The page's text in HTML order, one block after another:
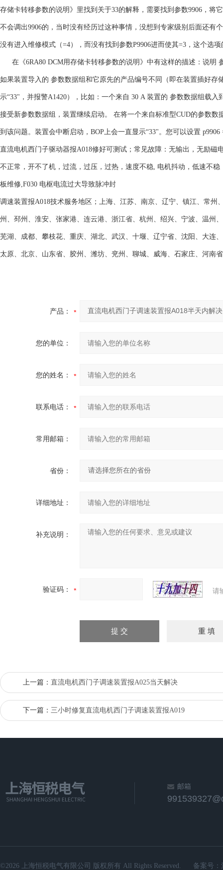
存储卡转移参数的说明》里找到关于33的解释，需要找到参数9906，将
不会调出9906的，当时没有经历过这种事情，没想到专家级别后面还有
没有进入维修模式（=4），而没有找到参数P9906进而使其=3，这个选
在《6RA80 DCM用存储卡转移参数的说明》中有这样的描述：说明
如果装置导入的 参数数据组和它原先的产品编号不同（即在装置插好
示“33"，并报警A1420），比如：一个来自 30 A 装置的 参数数据组载
接受新参数数据组，装置继续启动。 在将一个来自标准型CUD的参数
到该问题。装置会中断启动，BOP上会一直显示“33"。您可以设置
直流电机西门子驱动器报A018修好可测试；常见故障：无输出，无励
不正常，开不了机，过流，过压，过热，速度不稳, 电机抖动，低速不
板维修,F030 电枢电流过大导致脉冲封
调速装置报A018技术服务地区；上海、江苏、南京、辽宁、镇江、常州
州、邳州、淮安、张家港、连云港、浙江省、杭州、绍兴、宁波、温州
芜湖、成都、攀枝花、重庆、湖北、武汉、十堰、辽宁省、沈阳、大连
太原、北京、山东省、胶州、潍坊、兖州、聊城、威海、石家庄、河南
产品：
您的单位：
您的姓名：
联系电话：
常用邮箱：
省份：
详细地址：
补充说明：
验证码： 请
上一篇： 直流电机西门子调速装置报A025当天解决
下一篇： 三小时修复直流电机西门子调速装置报A019
邮箱
©2026 上海恒税电气有限公司 版权所有 All Rights Reserved. 备案号：